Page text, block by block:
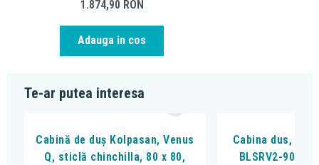
1.874,90 RON
Adauga in cos
Te-ar putea interesa
Cabină de duș Kolpasan, Venus
Q, sticlă chinchilla, 80 x 80,
Cabina dus,
BLSRV2-90,